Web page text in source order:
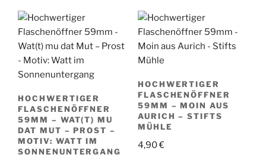
HOCHWERTIGER
FLASCHENÖFFNER
59MM – WAT(T) MU
DAT MUT – PROST –
MOTIV: WATT IM
SONNENUNTERGANG
HOCHWERTIGER
FLASCHENÖFFNER
59MM – MOIN AUS
AURICH – STIFTS
MÜHLE
4,90€